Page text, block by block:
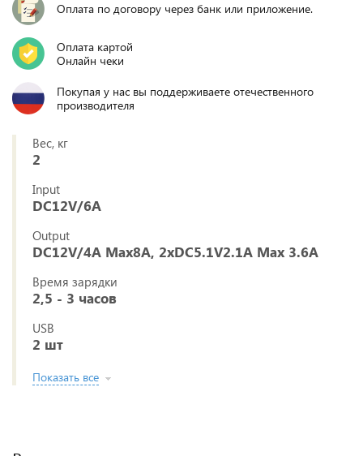
Оплата по договору через банк или приложение.
Оплата картой
Онлайн чеки
Покупая у нас вы поддерживаете отечественного
производителя
Вес, кг
2
Input
DC12V/6A
Output
DC12V/4A Max8A, 2хDC5.1V2.1A Max 3.6A
Время зарядки
2,5 - 3 часов
USB
2 шт
Показать все